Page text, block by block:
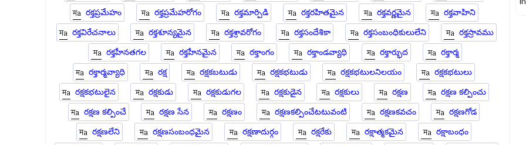
రక్తప్రమేహం
రక్తప్రమేహరోగం రక్తమార్పిడి రక్తరహితమైన రక్తవర్ణమైన
రక్తవాహిని
రక్తవిరేచనాలు
రక్తశూన్యమైన రక్తశ్రావరోగం రక్తసందేశికా రక్తసంబంధికులులేని
రక్తస్రావము
రక్తహీనతగల
రక్తహీనమైన రక్తాంగం రక్తాండవ్యాధి రక్తార్భుద
రక్తార్మ
రక్తార్మవ్యాధి
రక్ష రక్షకబటుడు రక్షకభటుడు రక్షకభటులనిలయం
రక్షకభటులు
రక్షకభటులైన
రక్షకుడు రక్షకుడుగల రక్షకుడైన రక్షకులు రక్షణ
రక్షణ కల్పించు
రక్షణ కల్పించే
రక్షణ సేన రక్షణం రక్షణకల్పించేటటువంటి రక్షణకవచం
రక్షణగోడ
రక్షణలేని
రక్షణసంబంధమైన రక్షణాదుర్గం రక్షరేకు రక్షాత్మకమైన
రక్షాబంధం